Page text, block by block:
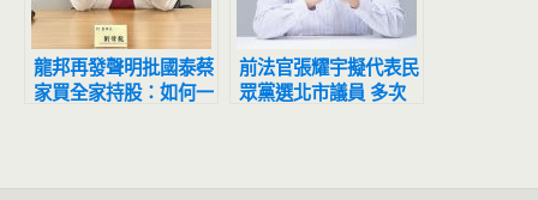
龍邦再發聲明批國泰蔡
家買全家持股：如何一
前法官張耀宇擬代表民
眾黨選北市議員 多次